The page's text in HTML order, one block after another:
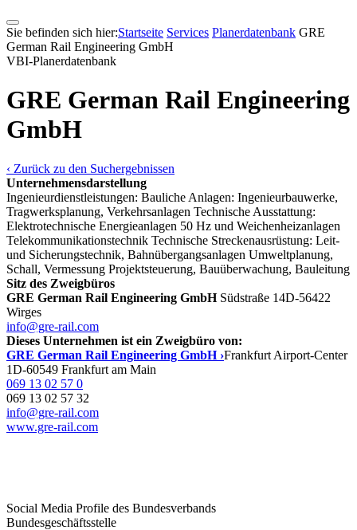
Sie befinden sich hier:Startseite Services Pla­ner­daten­bank GRE
German Rail Engineering GmbH
VBI-Pla­ner­daten­bank
GRE German Rail Engineering
GmbH
‹ Zurück zu den Suchergebnissen
Unternehmensdarstellung
Ingenieurdienstleistungen: Bauliche Anlagen: Ingenieurbauwerke,
Tragwerksplanung, Verkehrsanlagen Technische Ausstattung:
Elektrotechnische Energieanlagen 50 Hz und Weichenheizanlagen
Telekommunikationstechnik Technische Streckenausrüstung: Leit-
und Sicherungstechnik, Bahnübergangsanlagen Umweltplanung,
Schall, Vermessung Projektsteuerung, Bauüberwachung, Bauleitung
Sitz des Zweigbüros
GRE German Rail Engineering GmbH Südstraße 14D-56422
Wirges
info@gre-rail.com
Dieses Unternehmen ist ein Zweigbüro von:
GRE German Rail Engineering GmbH ›Frankfurt Airport-Center
1D-60549 Frankfurt am Main
069 13 02 57 0
069 13 02 57 32
info@gre-rail.com
www.gre-rail.com
Social Media Profile des Bundesverbands
Bundesgeschäftsstelle